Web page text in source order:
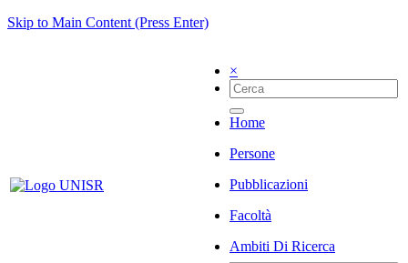
Skip to Main Content (Press Enter)
×
Home
Persone
Pubblicazioni
Facoltà
Ambiti Di Ricerca